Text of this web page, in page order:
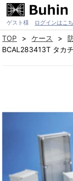
ゲスト様 ログインはこ
TOP ケース
BCAL283413T タカ